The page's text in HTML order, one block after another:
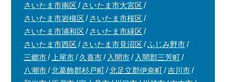
さいたま市南区
さいたま市大宮区
さいたま市岩槻区
さいたま市桜区
さいたま市浦和区
さいたま市緑区
さいたま市西区
さいたま市見沼区
ふじみ野市
三郷市
上尾市 久喜市 入間市
入間郡三芳町
八潮市
北葛飾郡杉戸町 北足立郡伊奈町
吉川市